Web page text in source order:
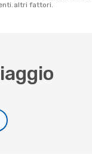
altri fattori.